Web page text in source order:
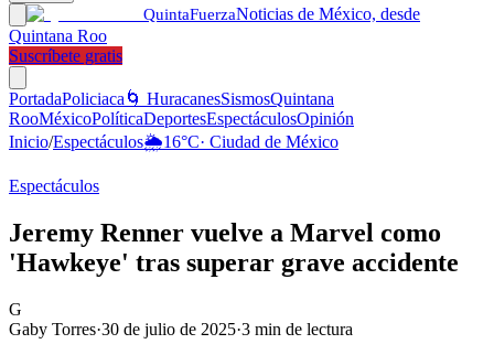
QuintaFuerzaNoticias de México, desde
Quintana Roo
Suscríbete gratis
PortadaPoliciaca 🌀 HuracanesSismosQuintana
RooMéxicoPolíticaDeportesEspectáculosOpinión
Inicio/Espectáculos🌦️16°C· Ciudad de México
Espectáculos
Jeremy Renner vuelve a Marvel como
'Hawkeye' tras superar grave accidente
G
Gaby Torres·30 de julio de 2025·3 min de lectura